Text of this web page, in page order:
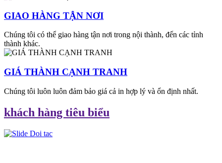
GIAO HÀNG TẬN NƠI
Chúng tôi có thể giao hàng tận nơi trong nội thành, đến các tỉnh
thành khác.
GIÁ THÀNH CẠNH TRANH
Chúng tôi luôn luôn đảm bảo giá cả in hợp lý và ổn định nhất.
khách hàng tiêu biểu